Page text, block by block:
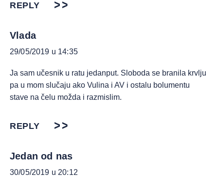
REPLY
Vlada
29/05/2019 u 14:35
Ja sam učesnik u ratu jedanput. Sloboda se branila krvlju
pa u mom slučaju ako Vulina i AV i ostalu bolumentu
stave na čelu možda i razmislim.
REPLY
Jedan od nas
30/05/2019 u 20:12